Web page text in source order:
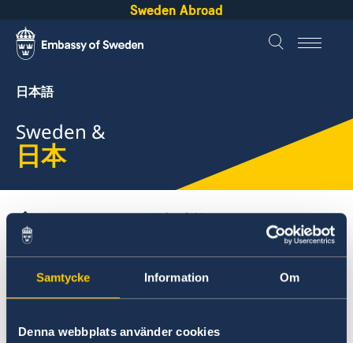
Samtycke Information Om
Denna webbplats använder cookies
Sweden Abroad
日本語
Sweden &
日本
About Sweden 日本 広報
日本
広報
スウェーデンで働く
領事
広報